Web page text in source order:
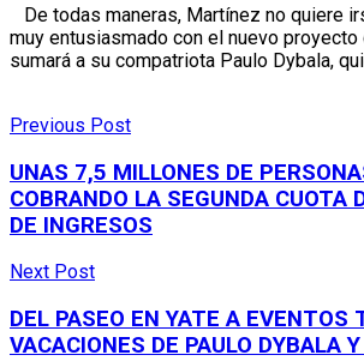
De todas maneras, Martínez no quiere
muy entusiasmado con el nuevo
sumará a su compatriota Paulo Dybala,
Previous Post
UNAS 7,5 MILLONES DE
COBRANDO LA SEGUNDA CUOTA
DE INGRESOS
Next Post
DEL PASEO EN YATE A EVENTOS
VACACIONES DE PAULO DYBALA